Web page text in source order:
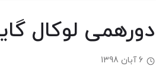
دورهمی لوکال
6 آبان 1398